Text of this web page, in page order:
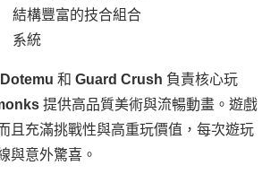
結構豐富的技合組合
系統
Dotemu 和 Guard Crush 負責核心玩
提供高品質美術與流暢動畫。遊戲
且充滿挑戰性與高重玩價值，每次遊玩
與意外驚喜。